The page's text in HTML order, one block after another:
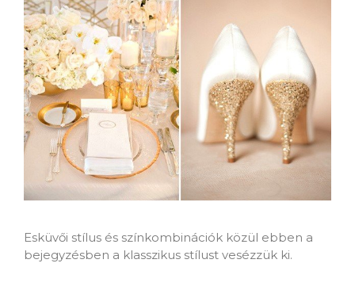
Esküvői stílus és színkombinációk közül ebben a
bejegyzésben a klasszikus stílust vesézzük ki.